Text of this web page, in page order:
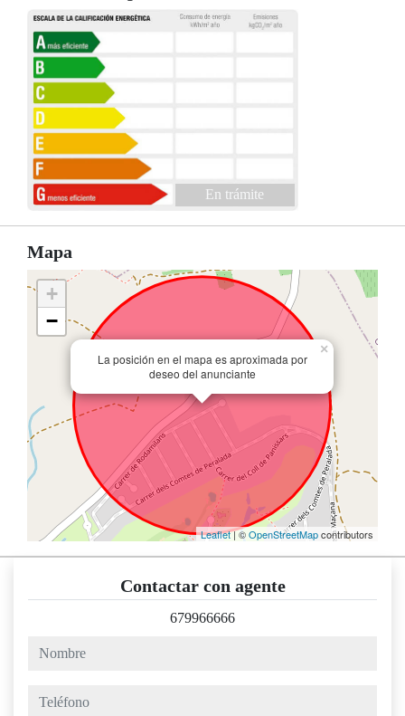
En trámite
Mapa
La posición en el mapa es aproximada por
deseo del anunciante
×
+
−
Leaflet| ©OpenStreetMapcontributors
Contactar con agente
679966666
nombre
teléfono